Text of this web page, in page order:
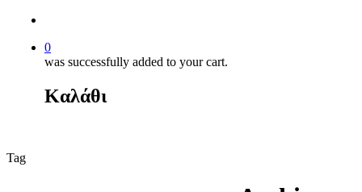
0
was successfully added to your cart.
Καλάθι
Tag